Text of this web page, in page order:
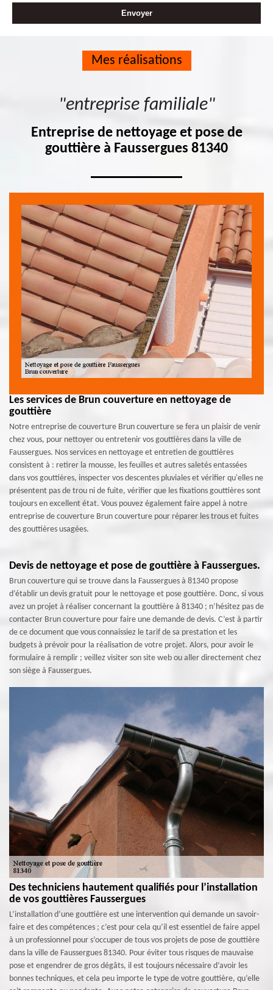
Mes réalisations
"entreprise familiale"
Entreprise de nettoyage et pose de
gouttière à Faussergues 81340
Les services de Brun couverture en nettoyage de
gouttière
Notre entreprise de couverture Brun couverture se fera un plaisir de venir
chez vous, pour nettoyer ou entretenir vos gouttières dans la ville de
Faussergues. Nos services en nettoyage et entretien de gouttières
consistent à : retirer la mousse, les feuilles et autres saletés entassées
dans vos gouttières, inspecter vos descentes pluviales et vérifier qu'elles ne
présentent pas de trou ni de fuite, vérifier que les fixations gouttières sont
toujours en excellent état. Vous pouvez également faire appel à notre
entreprise de couverture Brun couverture pour réparer les trous et fuites
des gouttières usagées.
Devis de nettoyage et pose de gouttière à Faussergues.
Brun couverture qui se trouve dans la Faussergues à 81340 propose
d’établir un devis gratuit pour le nettoyage et pose gouttière. Donc, si vous
avez un projet à réaliser concernant la gouttière à 81340 ; n’hésitez pas de
contacter Brun couverture pour faire une demande de devis. C’est à partir
de ce document que vous connaissiez le tarif de sa prestation et les
budgets à prévoir pour la réalisation de votre projet. Alors, pour avoir le
formulaire à remplir ; veillez visiter son site web ou aller directement chez
son siège à Faussergues.
Des techniciens hautement qualifiés pour l’installation
de vos gouttières Faussergues
L’installation d’une gouttière est une intervention qui demande un savoir-
faire et des compétences ; c’est pour cela qu’il est essentiel de faire appel
à un professionnel pour s’occuper de tous vos projets de pose de gouttière
dans la ville de Faussergues 81340. Pour éviter tous risques de mauvaise
pose et engendrer de gros dégâts, il est toujours nécessaire d’avoir les
bonnes techniques, et cela peu importe le type de votre gouttière, qu’elle